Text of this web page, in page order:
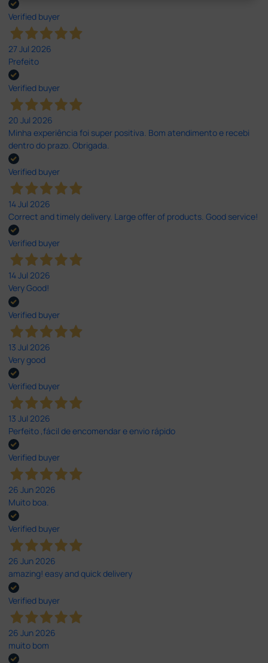
Verified buyer
27 Jul 2026
Prefeito
Verified buyer
20 Jul 2026
Minha experiência foi super positiva. Bom atendimento e recebi
dentro do prazo. Obrigada.
Verified buyer
14 Jul 2026
Correct and timely delivery. Large offer of products. Good service!
Verified buyer
14 Jul 2026
Very Good!
Verified buyer
13 Jul 2026
Very good
Verified buyer
13 Jul 2026
Perfeito ,fácil de encomendar e envio rápido
Verified buyer
26 Jun 2026
Muito boa.
Verified buyer
26 Jun 2026
amazing! easy and quick delivery
Verified buyer
26 Jun 2026
muito bom